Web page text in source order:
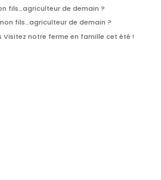
fils…agriculteur de demain ?
fils…agriculteur de demain ?
Visitez notre ferme en famille cet été !